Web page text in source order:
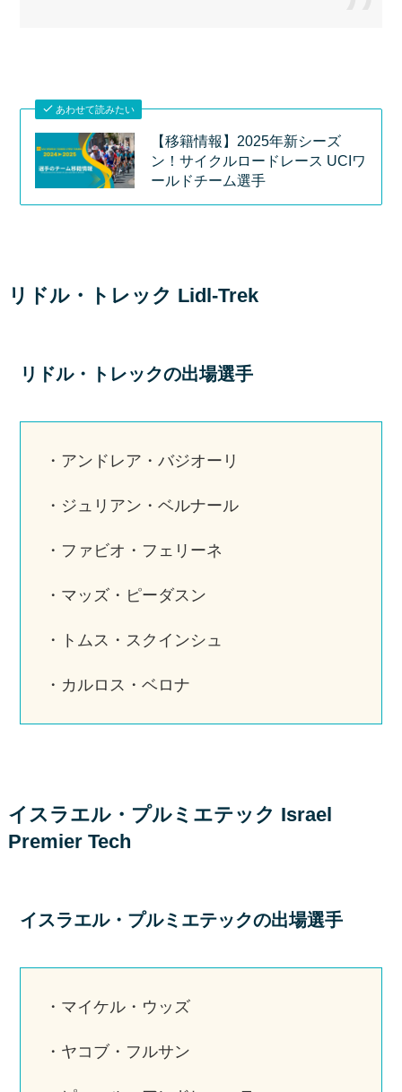
あわせて読みたい
【移籍情報】2025年新シーズ
ン！サイクルロードレース UCIワ
ールドチーム選手
リドル・トレック Lidl-Trek
リドル・トレックの出場選手
・アンドレア・バジオーリ
・ジュリアン・ベルナール
・ファビオ・フェリーネ
・マッズ・ピーダスン
・トムス・スクインシュ
・カルロス・ベロナ
イスラエル・プルミエテック Israel
Premier Tech
イスラエル・プルミエテックの出場選手
・マイケル・ウッズ
・ヤコブ・フルサン